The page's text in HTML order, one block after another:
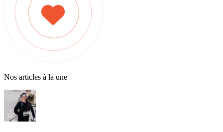
Nos articles à la une